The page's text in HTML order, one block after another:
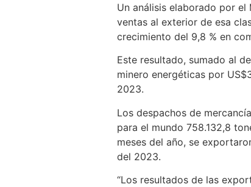
Un análisis elaborado por
ventas al exterior de esa
crecimiento del 9,8 % en
Este resultado, sumado al
minero energéticas por
2023.
Los despachos de
para el mundo 758.132,8
meses del año, se
del 2023.
“Los resultados de las